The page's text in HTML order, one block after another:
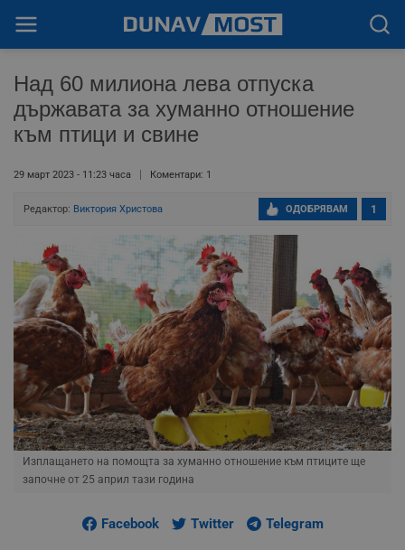
Над 60 милиона лева отпуска
държавата за хуманно отношение
към птици и свине
29 март 2023 - 11:23 часа Коментари: 1
Редактор: Виктория Христова 1
ОДОБРЯВАМ
Изплащането на помощта за хуманно отношение към птиците ще
започне от 25 април тази година
Facebook Twitter Telegram